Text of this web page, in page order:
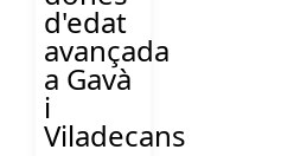
d'edat
avançada
a Gavà
i
Viladecans